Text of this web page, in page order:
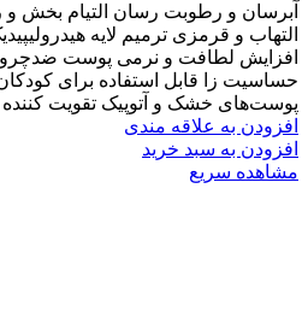
آبرسان و رطوبت رسان التیام
التهاب و قرمزی ترمیم لایه
افزایش لطافت و نرمی پوست
حساسیت زا قابل استفاده برای
پوست‌های خشک و آتوپیک تقویت کننده
افزودن به علاقه مندی
افزودن به سبد خرید
مشاهده سریع